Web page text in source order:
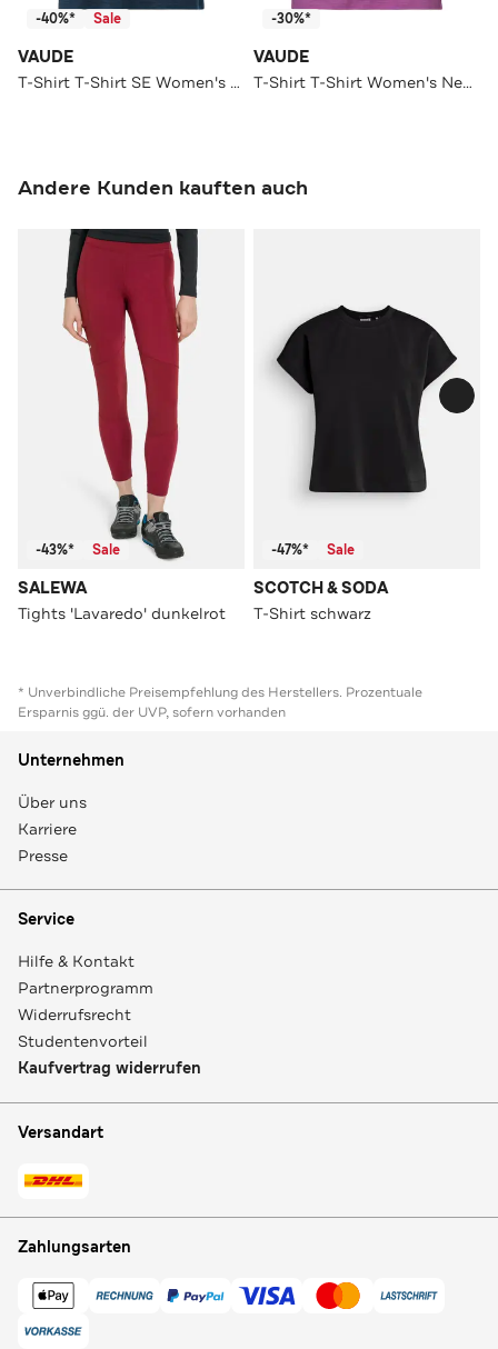
-40%* Sale
VAUDE
T-Shirt T-Shirt SE Women's Abelia T-Shirt II dark sea
-30%*
VAUDE
T-Shirt T-Shirt Women's Neyland 3/4 T-Shirt magenta
Andere Kunden kauften auch
-43%* Sale
SALEWA
Tights 'Lavaredo' dunkelrot
-47%* Sale
SCOTCH & SODA
T-Shirt schwarz
* Unverbindliche Preisempfehlung des Herstellers. Prozentuale
Ersparnis ggü. der UVP, sofern vorhanden
Unternehmen
Über uns
Karriere
Presse
Service
Hilfe & Kontakt
Partnerprogramm
Widerrufsrecht
Studentenvorteil
Kaufvertrag widerrufen
Versandart
Zahlungsarten